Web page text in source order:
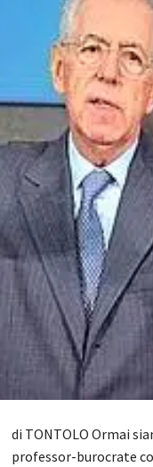
di TONTOLO Ormai
professor-burocrate